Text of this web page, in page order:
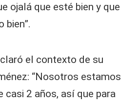
ojalá que esté bien y que
bien”.
el contexto de su
“Nosotros estamos
casi 2 años, así que para